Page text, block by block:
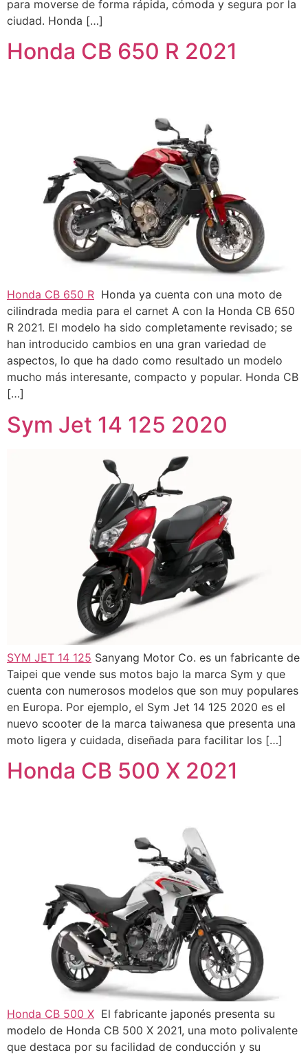
para moverse de forma rápida, cómoda y segura por la
ciudad. Honda […]
Honda CB 650 R 2021
Honda CB 650 R Honda ya cuenta con una moto de
cilindrada media para el carnet A con la Honda CB 650
R 2021. El modelo ha sido completamente revisado; se
han introducido cambios en una gran variedad de
aspectos, lo que ha dado como resultado un modelo
mucho más interesante, compacto y popular. Honda CB
[…]
Sym Jet 14 125 2020
SYM JET 14 125 Sanyang Motor Co. es un fabricante de
Taipei que vende sus motos bajo la marca Sym y que
cuenta con numerosos modelos que son muy populares
en Europa. Por ejemplo, el Sym Jet 14 125 2020 es el
nuevo scooter de la marca taiwanesa que presenta una
moto ligera y cuidada, diseñada para facilitar los […]
Honda CB 500 X 2021
Honda CB 500 X El fabricante japonés presenta su
modelo de Honda CB 500 X 2021, una moto polivalente
que destaca por su facilidad de conducción y su